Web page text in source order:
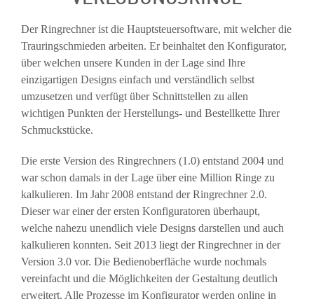
Der Ringrechner ist die Hauptsteuersoftware, mit welcher die
Trauringschmieden arbeiten. Er beinhaltet den Konfigurator,
über welchen unsere Kunden in der Lage sind Ihre
einzigartigen Designs einfach und verständlich selbst
umzusetzen und verfügt über Schnittstellen zu allen
wichtigen Punkten der Herstellungs- und Bestellkette Ihrer
Schmuckstücke.
Die erste Version des Ringrechners (1.0) entstand 2004 und
war schon damals in der Lage über eine Million Ringe zu
kalkulieren. Im Jahr 2008 entstand der Ringrechner 2.0.
Dieser war einer der ersten Konfiguratoren überhaupt,
welche nahezu unendlich viele Designs darstellen und auch
kalkulieren konnten. Seit 2013 liegt der Ringrechner in der
Version 3.0 vor. Die Bedienoberfläche wurde nochmals
vereinfacht und die Möglichkeiten der Gestaltung deutlich
erweitert. Alle Prozesse im Konfigurator werden online in